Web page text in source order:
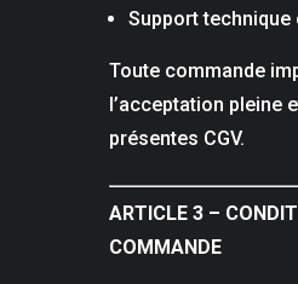
Support technique
Toute commande
l’acceptation pleine
présentes CGV.
ARTICLE 3 –
COMMANDE